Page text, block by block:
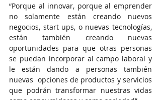
“Porque al innovar, porque al emprender
no solamente están creando nuevos
negocios, start ups, o nuevas tecnologías,
están también creando nuevas
oportunidades para que otras personas
se puedan incorporar al campo laboral y
le están dando a personas también
nuevas  opciones de productos y servicios
que podrán transformar nuestras vidas